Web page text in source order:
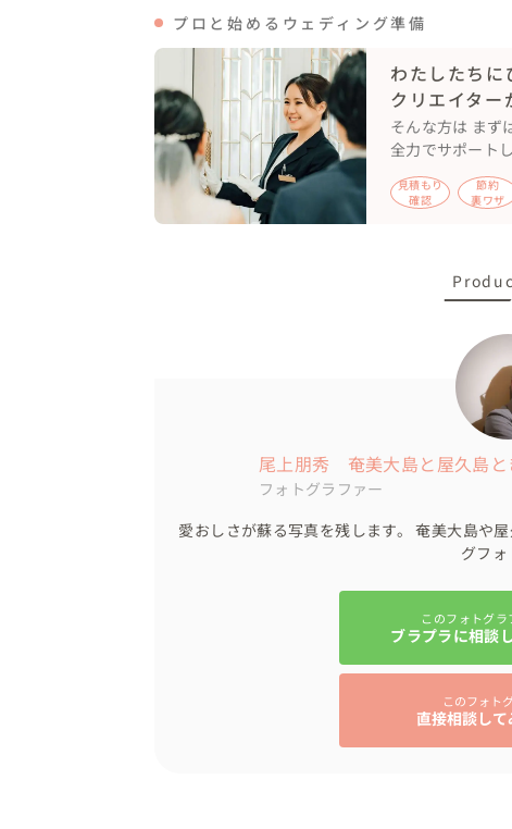
プロと始めるウェディング準備
わたしたちに
クリエイター
そんな方は まず
全力でサポート
見積もり
確認
節約
裏ワザ
尾上朋秀 奄美大島と屋久島と
フォトグラファー
愛おしさが蘇る写真を残します。 奄美大島や
グフォ
このフォトグ
ブラプラに相談
このフォト
直接相談して